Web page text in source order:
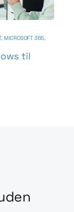
, MICROSOFT 365,
til